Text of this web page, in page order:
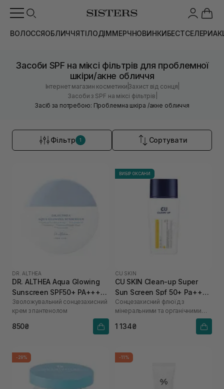
ВОЛОССЯОБЛИЧЧЯТІЛОДІММЕРЧНОВИНКИБЕСТСЕЛЕРИ
Засоби SPF на міксі фільтрів для проблемної
шкіри/акне обличчя
Інтернет магазин косметики |Захист від сонця
Засоби з SPF на міксі фільтрів
Засіб за потребою: Проблемна шкіра /акне обличчя
Фільтр 1 Сортувати
DR. ALTHEA
DR. ALTHEA Aqua Glowing
Sunscreen SPF50+ PA++++
45 мл
Зволожувальний сонцезахисний
крем з пантенолом
850₴
ВИБІР ОКСАНИ
CU SKIN
CU SKIN Clean-up Super
Sun Screen Spf 50+ Pa++++
50 мл
Сонцезахисний флюїд з
мінеральними та органічними
1 134₴
-29% -11%